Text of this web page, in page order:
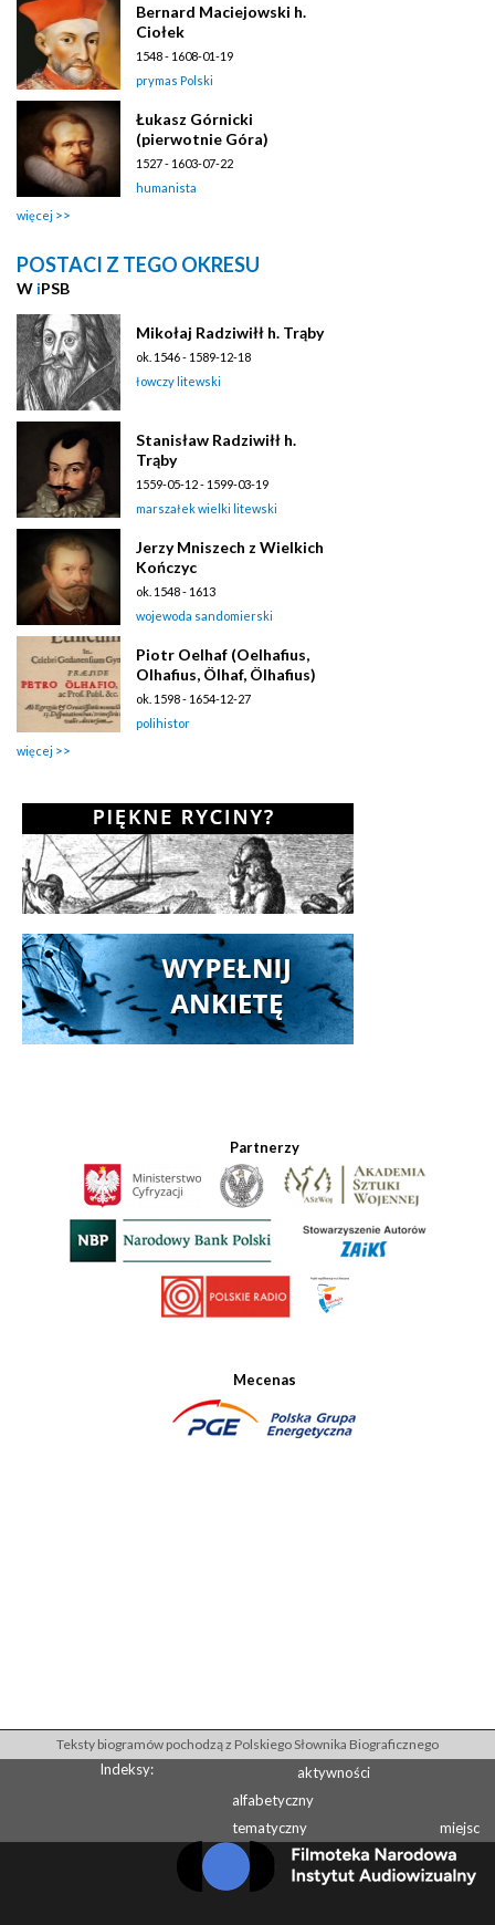
Bernard Maciejowski h.
Ciołek
1548 - 1608-01-19
prymas Polski
Łukasz Górnicki
(pierwotnie Góra)
1527 - 1603-07-22
humanista
więcej
POSTACI Z TEGO OKRESU
W iPSB
Mikołaj Radziwiłł h. Trąby
ok. 1546 - 1589-12-18
łowczy litewski
Stanisław Radziwiłł h.
Trąby
1559-05-12 - 1599-03-19
marszałek wielki litewski
Jerzy Mniszech z Wielkich
Kończyc
ok. 1548 - 1613
wojewoda sandomierski
Piotr Oelhaf (Oelhafius,
Olhafius, Ölhaf, Ölhafius)
ok. 1598 - 1654-12-27
polihistor
więcej
Partnerzy
Mecenas
Teksty biogramów pochodzą z Polskiego Słownika Biograficznego
Indeksy:
aktywności
alfabetyczny
tematyczny
miejsc